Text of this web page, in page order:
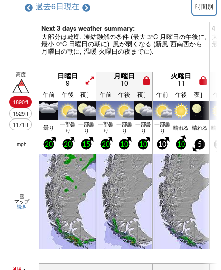
過去6日現在 時間別
Next 3 days weather summary:
大部分は乾燥. 凍結融解の条件 (最大 3°C 月曜日の午後に,
最小 0°C 日曜日の朝に). 風が弱くなる (新風 西南西から
月曜日の朝に, 温暖 火曜日の夜までに).
4 -
大
最
高度
1890ft
1529ft
1171ft
日曜日
9
月曜日
10
火曜日
11
午前 午後 夜］ 午前 午後 夜］ 午前 午後 夜］ 午
曇り 一部曇
り
一部曇
り
一部曇
り
一部曇
り
一部曇
り
一部曇
り 晴れる 晴れる 晴
mph 20 20 15 20 10 10 10 10 5
雪
マップ
続き